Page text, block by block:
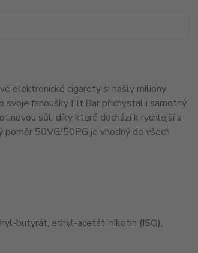
elektronické cigarety si našly miliony
svoje fanoušky Elf Bar přichystal i samotný
sůl, díky které dochází k rychlejší a
50VG/50PG je vhodný do všech
butyrát, ethyl-acetát, nikotin (ISO),